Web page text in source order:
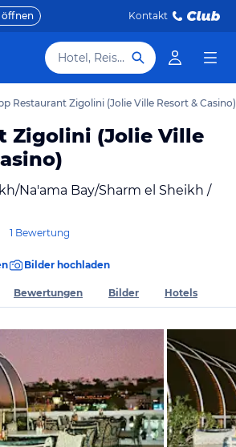
öffnen Kontakt
Hotel, Reiseziel
Restaurant Zigolini (Jolie Ville Resort & Casino)
Zigolini (Jolie Ville
Na'ama Bay/Sharm el Sheikh /
1 Bewertung
Bilder hochladen
Bewertungen Bilder Hotels